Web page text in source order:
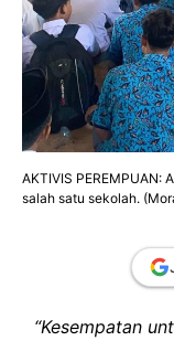
AKTIVIS PEREMPUAN:
salah satu sekolah.
“Kesempatan